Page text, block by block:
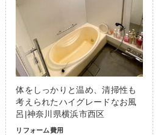
体をしっかりと温め、清掃性も
考えられたハイグレードなお風
呂|神奈川県横浜市西区
リフォーム費用